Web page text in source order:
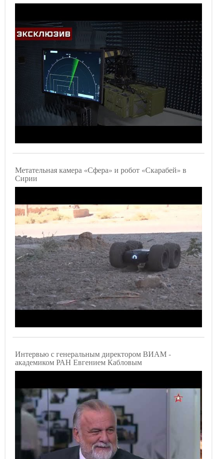
Метательная камера «Сфера» и робот «Скарабей» в
Сирии
Интервью с генеральным директором ВИАМ -
академиком РАН Евгением Кабловым